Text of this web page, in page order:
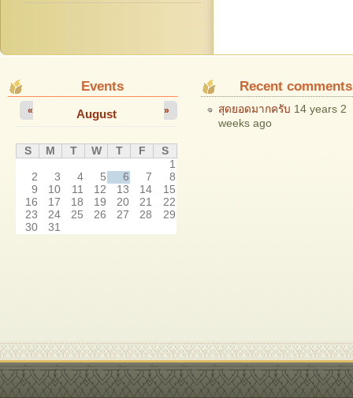
Events
August
« »
S M T W T F
S
1
2
3 4 5 6 7
8
9
10 11 12 13 14
15
16
17 18 19 20 21
22
23
24 25 26 27 28
29
30
31
Recent comments
สุดยอดมากครับ 14 years 2
weeks ago